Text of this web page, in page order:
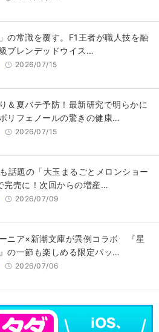
の常識を覆す。F1王者が職人技を融
ブレンデッドウイス…
2026/07/15
＆夏バテ予防！最新研究で明らかに
リフェノールの驚きの健康…
2026/07/15
話題の「大玉まるごとメロンショー
完売に！次回からの増産…
2026/07/09
ニア×新潮文庫が異例コラボ 『星
の一節も楽しめる限定パッ…
2026/07/06